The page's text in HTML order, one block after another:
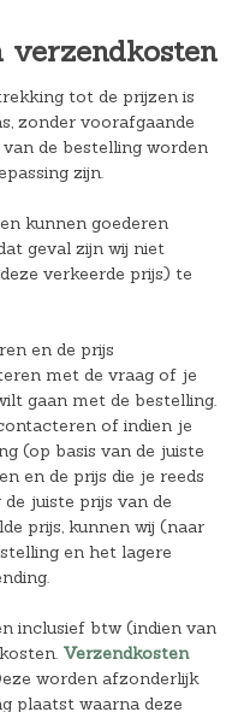
tot de prijzen is
zonder voorafgaande
de bestelling worden
zijn.
kunnen goederen
geval zijn wij niet
verkeerde prijs) te
en de prijs
met de vraag of je
gaan met de bestelling.
of indien je
(op basis van de juiste
en de prijs die je reeds
juiste prijs van de
prijs, kunnen wij (naar
en het lagere
inclusief btw (indien van
Verzendkosten
worden afzonderlijk
plaatst waarna deze